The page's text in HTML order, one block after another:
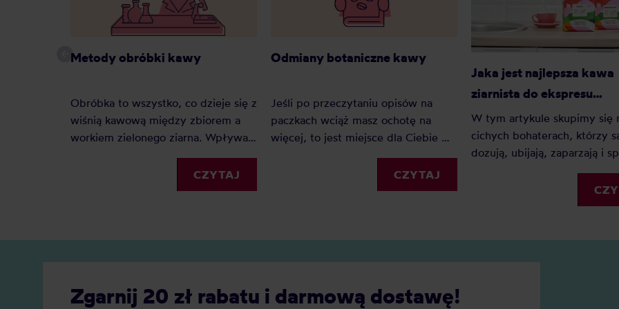
Metody obróbki kawy
Obróbka to wszystko, co dzieje się z
wiśnią kawową między zbiorem a
workiem zielonego ziarna. Wpływa
na smak mocniej niż odmiana i
często mocniej niż sam kraj
pochodzenia. Zebraliśmy 31 metod,
krajach go spotkasz i do jakiej
CZYTAJ
Odmiany botaniczne kawy
Jeśli po przeczytaniu opisów na
paczkach wciąż masz ochotę na
więcej, to jest miejsce dla Ciebie —
nazwy odmian z etykiet rozłożone
na czynniki pierwsze, na podstawie
katalogu World Coffee Research,
rodowód, optymalną wysokość i
CZYTAJ
Jaka jest najlepsza kawa
ziarnista do ekspresu
automatycznego?
W tym artykule skupimy się
cichych bohaterach, którzy
dozują, ubijają, zaparzają i
mleko bez naszego udziału –
sprawdźmy, jaka dobra kawa
ziarnista nada się do
Zgarnij 20 zł rabatu i darmową dostawę!